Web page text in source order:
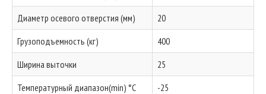
Диаметр осевого отверстия (мм)
20
Грузоподъемность (кг)
400
Ширина выточки
25
Температурный диапазон(min) °C
-25